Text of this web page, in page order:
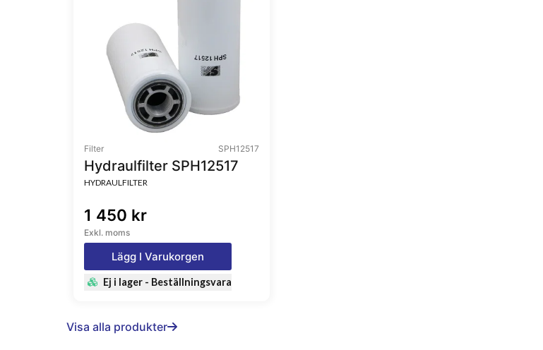
Filter SPH12517
Hydraulfilter SPH12517
HYDRAULFILTER
1 450 kr
Exkl. moms
Lägg I Varukorgen
Ej i lager - Beställningsvara
Visa alla produkter